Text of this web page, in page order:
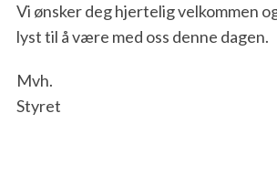
Vi ønsker deg hjertelig velkommen
lyst til å være med oss denne dagen.
Mvh.
Styret